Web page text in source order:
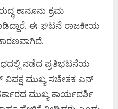
ಕಾನೂನು ಕ್ರಮ
ಈ ಘಟನೆ ರಾಜಕೀಯ
ನಡೆದ ಪ್ರತಿಭಟನೆಯ
ಮುಖ್ಯ ಸಚೇತಕ ಎನ್​
ಮುಖ್ಯ ಕಾರ್ಯದರ್ಶಿ